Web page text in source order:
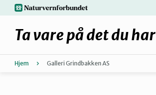
Hopp
til
hovedinnhold
naturvernforbundet.no
Ta vare på det du har
Hjem Galleri Grindbakken AS